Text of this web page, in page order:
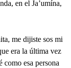
en el Ja’umína,
me dijiste sos mi
era la última vez
como esa persona